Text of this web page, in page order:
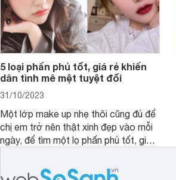
5 loại phấn phủ tốt, giá rẻ khiến
dân tình mê mệt tuyệt đối
31/10/2023
Một lớp make up nhẹ thôi cũng đủ để
chị em trở nên thật xinh đẹp vào mỗi
ngày, để tìm một lọ phấn phủ tốt, giá
ngày dài cần đọc ngay bài viết dưới